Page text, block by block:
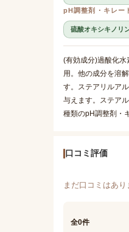
pH調整剤・キレー
硫酸オキシキノリ
(有効成分)過酸化
用。他の成分を溶
す。ステアリルア
与えます。ステア
種類のpH調整剤・
口コミ評価
まだ口コミはあ
全0件